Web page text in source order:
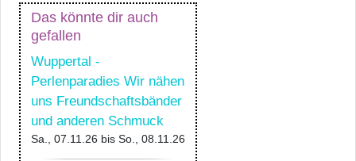
Das könnte dir auch
gefallen
Wuppertal -
Perlenparadies Wir nähen
uns Freundschaftsbänder
und anderen Schmuck
Sa., 07.11.26 bis So., 08.11.26